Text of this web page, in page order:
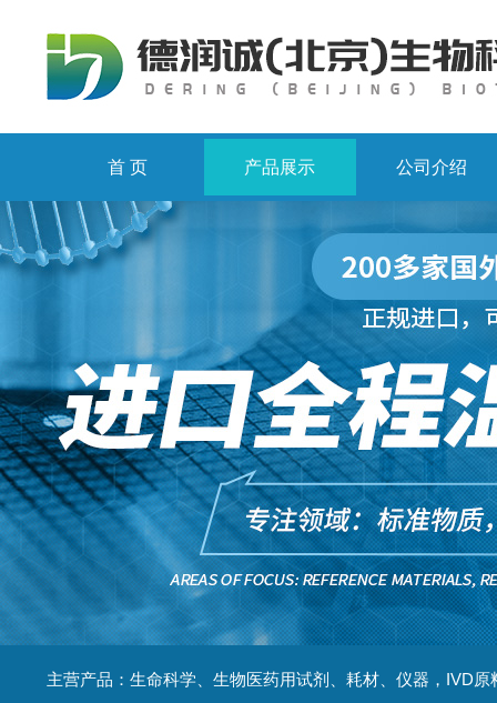
首 页 产品展示 公司介绍
主营产品：生命科学、生物医药用试剂、耗材、仪器，IVD原